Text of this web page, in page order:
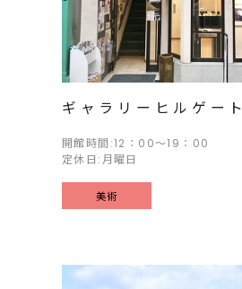
ギャラリーヒルゲート
開館時間:12：00～19：00
定休日:月曜日
美術